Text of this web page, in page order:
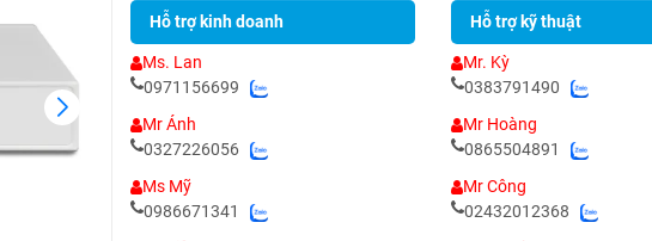
Hỗ trợ kinh doanh
Ms. Lan
0971156699
Mr Ánh
0327226056
Ms Mỹ
0986671341
Hỗ trợ kỹ thuật
Mr. Kỳ
0383791490
Mr Hoàng
0865504891
Mr Công
02432012368